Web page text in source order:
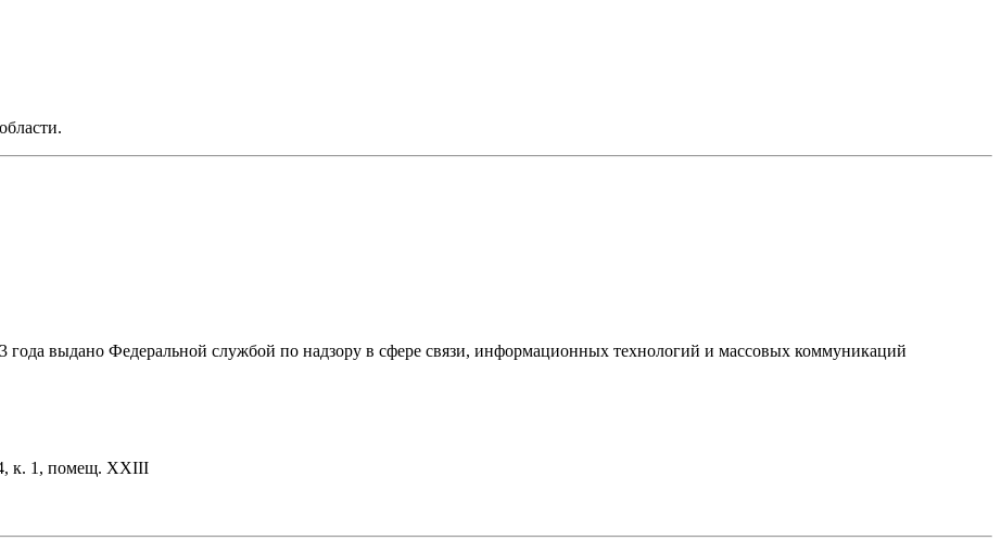
выдано Федеральной службой по надзору в сфере связи, информационных технологий и массовых коммуникаций
4, к. 1, помещ. XXIII